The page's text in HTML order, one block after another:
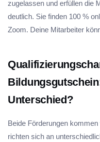
zugelassen und erfüllen die
deutlich. Sie finden 100 %
Zoom. Deine Mitarbeiter
Unterschied?
Beide Förderungen
richten sich an